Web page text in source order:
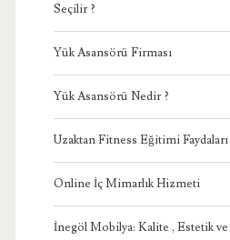
Seçilir ?
Yük Asansörü Firması
Yük Asansörü Nedir ?
Uzaktan Fitness Eğitimi Faydaları
Online İç Mimarlık Hizmeti
İnegöl Mobilya: Kalite , Estetik ve